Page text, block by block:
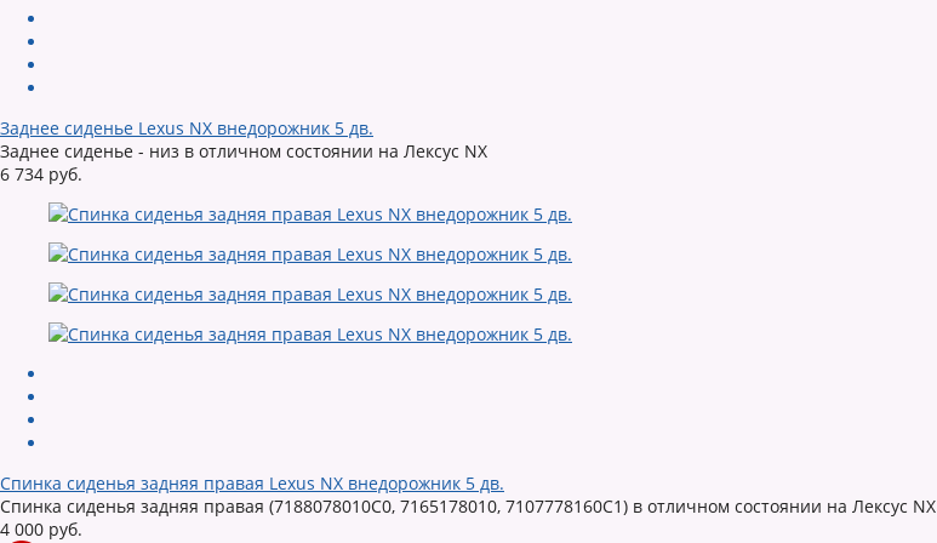
Заднее сиденье Lexus NX внедорожник 5 дв.
Заднее сиденье - низ в отличном состоянии на Лексус NX
6 734 руб.
Спинка сиденья задняя правая Lexus NX внедорожник 5 дв.
Спинка сиденья задняя правая (7188078010C0, 7165178010, 7107778160C1) в отличном состоянии на Лексус NX
4 000 руб.